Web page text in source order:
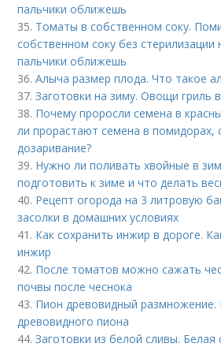
пальчики оближешь
35. Томаты в собственном соку.
собственном соку без стерилизации
пальчики оближешь
36.Алыча размер плода. Что такое
37.Заготовки на зиму. Овощи гриль
38. Почему проросли семена в
ли прорастают семена в помидорах,
дозаривание?
39. Нужно ли поливать хвойные в
подготовить к зиме и что делать
40. Рецепт огорода на 3 литровую
засолки в домашних условиях
41. Как сохранить инжир в дороге.
инжир
42. После томатов можно сажать
почвы после чеснока
43. Пион древовидный
древовидного пиона
44.Заготовки из белой сливы. Белая